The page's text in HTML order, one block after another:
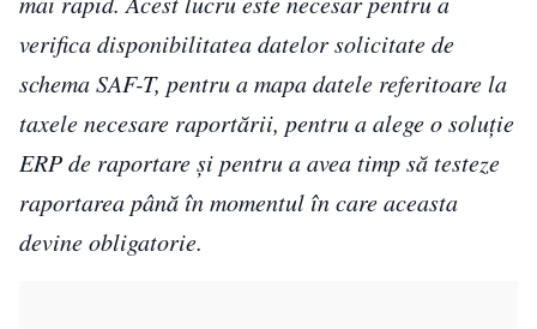
verifica disponibilitatea datelor solicitate de
schema SAF-T, pentru a mapa datele referitoare la
taxele necesare raportării, pentru a alege o soluție
ERP de raportare și pentru a avea timp să testeze
raportarea până în momentul în care aceasta
devine obligatorie.